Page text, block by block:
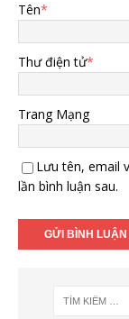
Tên*
Thư điện tử*
Trang Mạng
Lưu tên, email
lần bình luận sau.